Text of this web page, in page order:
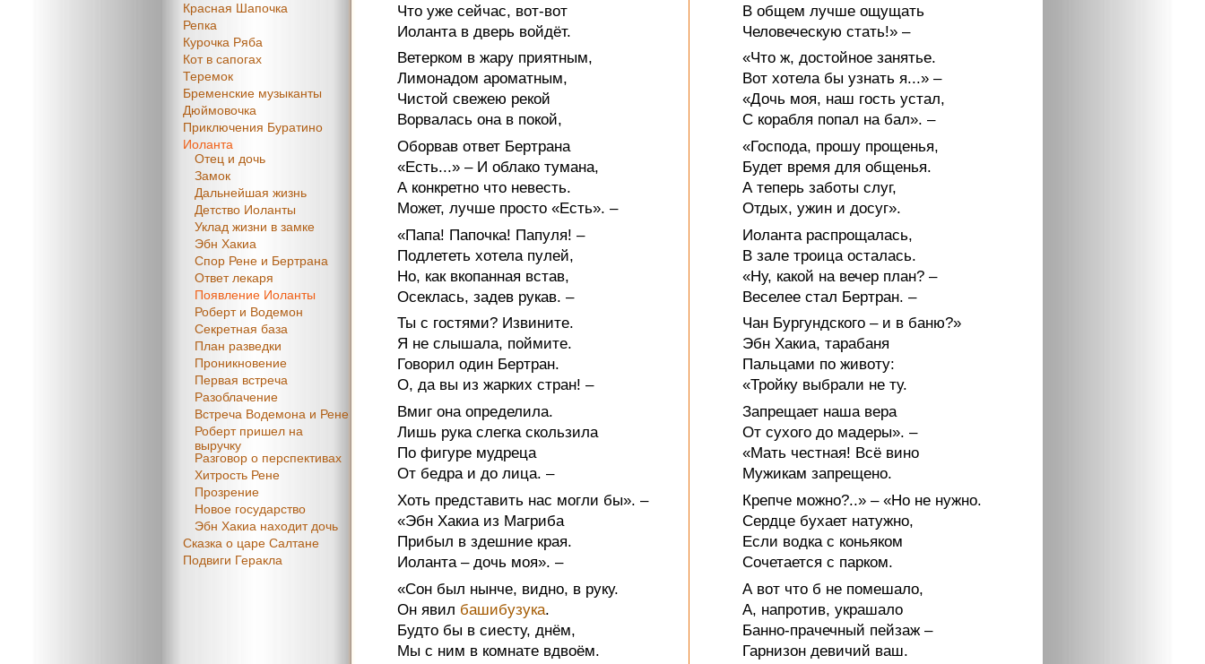
Что уже сейчас, вот-вот
Иоланта в дверь войдёт.
Ветерком в жару приятным,
Лимонадом ароматным,
Чистой свежею рекой
Ворвалась она в покой,
Оборвав ответ Бертрана
«Есть...» – И облако тумана,
А конкретно что невесть.
Может, лучше просто «Есть». –
«Папа! Папочка! Папуля! –
Подлететь хотела пулей,
Но, как вкопанная встав,
Осеклась, задев рукав. –
Ты с гостями? Извините.
Я не слышала, поймите.
Говорил один Бертран.
О, да вы из жарких стран! –
Вмиг она определила.
Лишь рука слегка скользила
По фигуре мудреца
От бедра и до лица. –
Хоть представить нас могли бы». –
«Эбн Хакиа из Магриба
Прибыл в здешние края.
Иоланта – дочь моя». –
«Сон был нынче, видно, в руку.
Он явил башибузука.
Будто бы в сиесту, днём,
Мы с ним в комнате вдвоём.
В общем лучше ощущать
Человеческую стать!» –
«Что ж, достойное занятье.
Вот хотела бы узнать я...» –
«Дочь моя, наш гость устал,
С корабля попал на бал». –
«Господа, прошу прощенья,
Будет время для общенья.
А теперь заботы слуг,
Отдых, ужин и досуг».
Иоланта распрощалась,
В зале троица осталась.
«Ну, какой на вечер план? –
Веселее стал Бертран. –
Чан Бургундского – и в баню?»
Эбн Хакиа, тарабаня
Пальцами по животу:
«Тройку выбрали не ту.
Запрещает наша вера
От сухого до мадеры». –
«Мать честная! Всё вино
Мужикам запрещено.
Крепче можно?..» – «Но не нужно.
Сердце бухает натужно,
Если водка с коньяком
Сочетается с парком.
А вот что б не помешало,
А, напротив, украшало
Банно-прачечный пейзаж –
Гарнизон девичий ваш.
Красная Шапочка
Репка
Курочка Ряба
Кот в сапогах
Теремок
Бременские музыканты
Дюймовочка
Приключения Буратино
Иоланта
Отец и дочь
Замок
Дальнейшая жизнь
Детство Иоланты
Уклад жизни в замке
Эбн Хакиа
Спор Рене и Бертрана
Ответ лекаря
Появление Иоланты
Роберт и Водемон
Секретная база
План разведки
Проникновение
Первая встреча
Разоблачение
Встреча Водемона и Рене
Роберт пришел на
выручку
Разговор о перспективах
Хитрость Рене
Прозрение
Новое государство
Эбн Хакиа находит дочь
Сказка о царе Салтане
Подвиги Геракла